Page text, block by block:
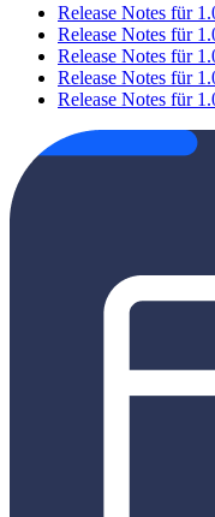
Release Notes für
Release Notes für
Release Notes für
Release Notes für
Release Notes für